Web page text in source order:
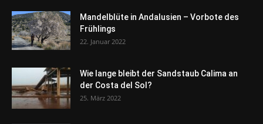
Mandelblüte in Andalusien – Vorbote des
Frühlings
22. Januar 2022
Wie lange bleibt der Sandstaub Calima an
der Costa del Sol?
25. März 2022